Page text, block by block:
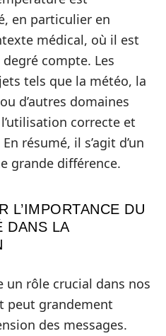
en particulier en
médical, où il est
compte. Les
tels que la météo, la
d’autres domaines
correcte et
résumé, il s’agit d’un
grande différence.
L’IMPORTANCE DU
DANS LA
un rôle crucial dans nos
peut grandement
des messages.